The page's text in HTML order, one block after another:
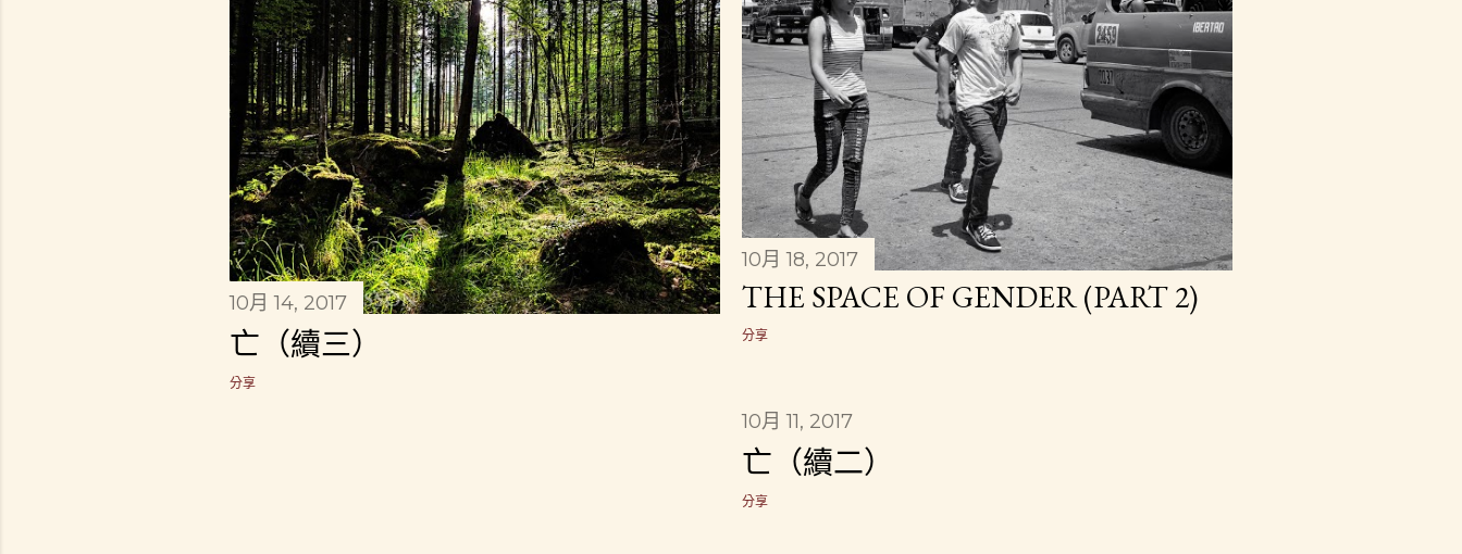
10月 18, 2017
THE SPACE OF GENDER (PART 2)
分享
10月 14, 2017
亡（續三）
分享
10月 11, 2017
亡（續二）
分享